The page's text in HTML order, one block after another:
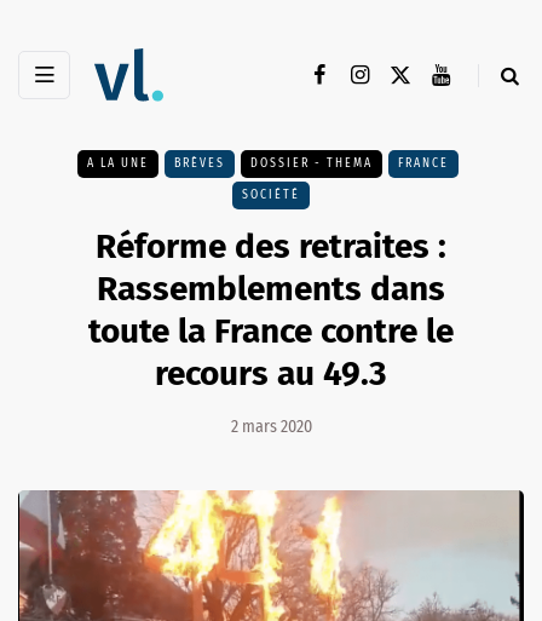
A LA UNE BRÈVES DOSSIER - THEMA FRANCE
SOCIÉTÉ
Réforme des retraites :
Rassemblements dans
toute la France contre le
recours au 49.3
2 mars 2020